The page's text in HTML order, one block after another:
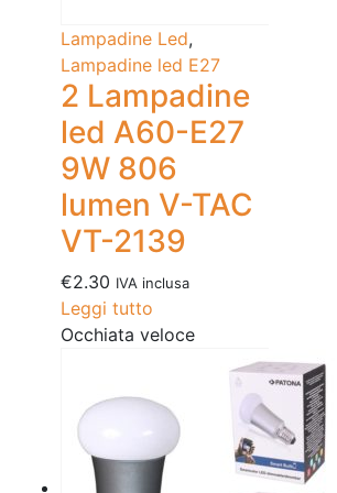
Lampadine Led,
Lampadine led E27
2 Lampadine
led A60-E27
9W 806
lumen V-TAC
VT-2139
€2.30 IVA inclusa
Leggi tutto
Occhiata veloce